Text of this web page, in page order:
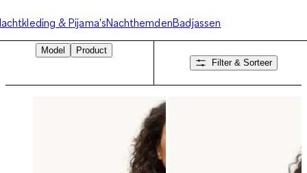
& Pijama'sNachthemdenBadjassen
Model
Product
Filter & Sorteer